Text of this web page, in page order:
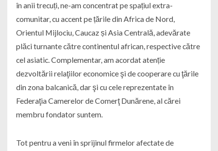
în anii trecuți, ne-am concentrat pe spațiul extra-
comunitar, cu accent pe țările din Africa de Nord,
Orientul Mijlociu, Caucaz și Asia Centrală, adevărate
plăci turnante către continentul african, respective către
cel asiatic. Complementar, am acordat atenție
dezvoltării relaţiilor economice şi de cooperare cu ţările
din zona balcanică, dar şi cu cele reprezentate în
Federaţia Camerelor de Comerţ Dunărene, al cărei
membru fondator suntem.
Tot pentru a veni în sprijinul firmelor afectate de